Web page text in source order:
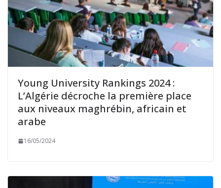
Young University Rankings 2024 :
L’Algérie décroche la première place
aux niveaux maghrébin, africain et
arabe
16/05/2024